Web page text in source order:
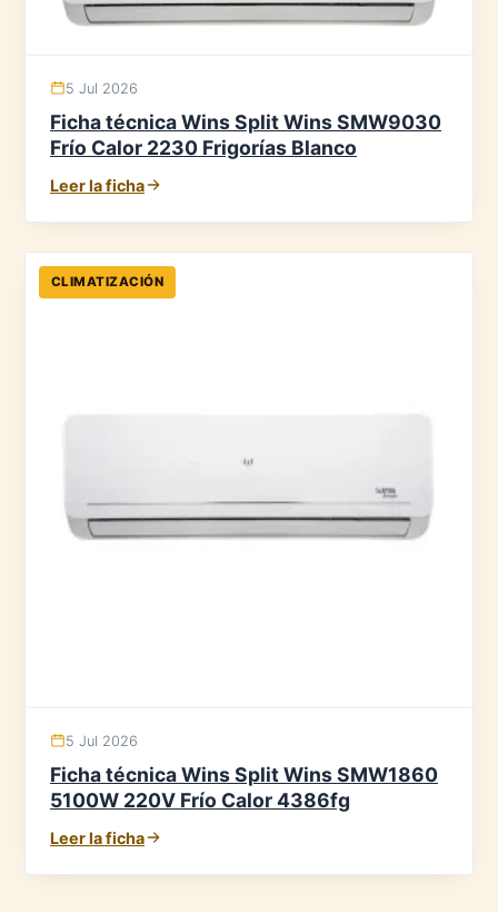
5 Jul 2026
Ficha técnica Wins Split Wins SMW9030
Frío Calor 2230 Frigorías Blanco
Leer la ficha
CLIMATIZACIÓN
5 Jul 2026
Ficha técnica Wins Split Wins SMW1860
5100W 220V Frío Calor 4386fg
Leer la ficha